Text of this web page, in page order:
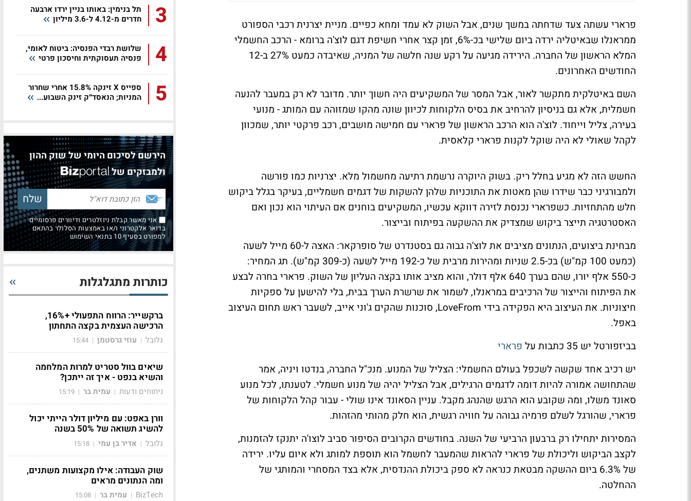
פרארי עשתה צעד שדחתה במשך שנים, אבל השוק לא עמד ומחא כפיים. מניית יצרנית רכבי הספורט
ממראנלו שבאיטליה ירדה ביום שלישי בכ-6%, זמן קצר אחרי חשיפת דגם לוצ'ה ברומא - הרכב החשמלי
המלא הראשון של החברה. הירידה מגיעה על רקע שנה חלשה של המניה, שאיבדה כמעט 27% ב-12
החודשים האחרונים.
השם באיטלקית מתקשר לאור, אבל המסר של המשקיעים היה חשוך יותר. מדובר לא רק במעבר להנעה
חשמלית, אלא גם בניסיון להרחיב את בסיס הלקוחות לכיוון שונה מהקו שמזוהה עם המותג - מנועי
בעירה, צליל וייחוד. לוצ'ה הוא הרכב הראשון של פרארי עם חמישה מושבים, רכב פרקטי יותר, שמכוון
לקהל שאולי לא היה שוקל לקנות פרארי קלאסית.
החשש הזה לא מגיע בחלל ריק. בשוק היוקרה נרשמת רתיעה מחשמול מלא. יצרניות כמו פורשה
ולמבורגיני כבר שידרו שהן מאטות את התוכניות שלהן להשקות של דגמים חשמליים, בעיקר בגלל ביקוש
חלש מהתחזיות. כשפרארי נכנסת לזירה דווקא עכשיו, המשקיעים בוחנים אם העיתוי הוא נכון ואם
האסטרטגיה תייצר ביקוש שמצדיק את ההשקעה בפיתוח ובייצור.
מבחינת ביצועים, הנתונים מציבים את לוצ'ה גבוה גם בסטנדרט של סופרקאר: האצה ל-60 מייל לשעה
(כמעט 100 קמ"ש) בכ-2.5 שניות ומהירות מרבית של כ-192 מייל לשעה (כ-309 קמ"ש). תג המחיר:
כ-550 אלף יורו, שהם בערך 640 אלף דולר, והוא מציב אותו בקצה העליון של השוק. פרארי בחרה לבצע
את הפיתוח והייצור של הרכיבים במראנלו, לשמור את שרשרת הערך בבית, בלי להישען על ספקיות
חיצוניות. את העיצוב היא הפקידה בידי LoveFrom, סוכנות שהקים ג'וני אייב, לשעבר ראש תחום העיצוב
באפל.
בביזפורטל יש 35 כתבות על
פרארי
יש רכיב אחד שקשה לשכפל בעולם החשמלי: הצליל של המנוע. מנכ"ל החברה, בנדטו ויניה, אמר
שהתחושה אמורה להיות דומה לדגמים הרגילים, אבל הצליל יהיה של מנוע חשמלי. לטענתו, לכל מנוע
סאונד משלו, ומה שקובע הוא הרגש שהנהג מקבל. עניין הסאונד אינו שולי - עבור קהל הלקוחות של
פרארי, שהורגל לשלם פרמיה גבוהה על חוויה רגשית, הוא חלק מהותי מהזהות.
המסירות יתחילו רק ברבעון הרביעי של השנה. בחודשים הקרובים הסיפור סביב לוצו'ה יתנקז להזמנות,
לקצב הביקוש וליכולת של פרארי להראות שהמעבר לחשמל הוא תוספת למותג ולא איום עליו. ירידה
של 6.3% ביום ההשקה מבטאת כנראה לא ספק ביכולת ההנדסית, אלא בצד המסחרי והמותגי של
ההחלטה.
3
תל בנימין: באותו בניין ירדו ארבעה
חדרים מ-4.12 ל-3.6 מיליון
4
שלושת רבדי הפנסיה: ביטוח לאומי,
פנסיה תעסוקתית וחיסכון פרטי
5
ספייס X זינקה 15.8% אחרי שחרור
המניות; הנאסד״ק זינק השבוע...
הירשם לסיכום היומי של שוק ההון
ולמבזקים של
אני מאשר קבלת ניוזלטרים ודיוורים פרסומיים
בדואר אלקטרוני ו/או באמצעות הסלולר בהתאם
למפורט בסעיף 10 בתנאי השימוש
כותרות מתגלגלות
ברקשייר: הרווח התפעולי +16%,
הרכישה העצמית בקצה התחתון
גלובל | עוזי גרסטמן |
15:44
שיאים בוול סטריט למרות המלחמה
והשיא בנפט - איך זה ייתכן?
ניתוחים ודעות | עמית בר |
15:19
וורן באפט: עם מיליון דולר הייתי יכול
להשיג תשואה של 50% בשנה
גלובל | אדיר בן עמי |
15:18
שוק העבודה: אילו מקצועות משתנים,
ומה הנתונים מראים
BizTech
| עמית בר |
15:08